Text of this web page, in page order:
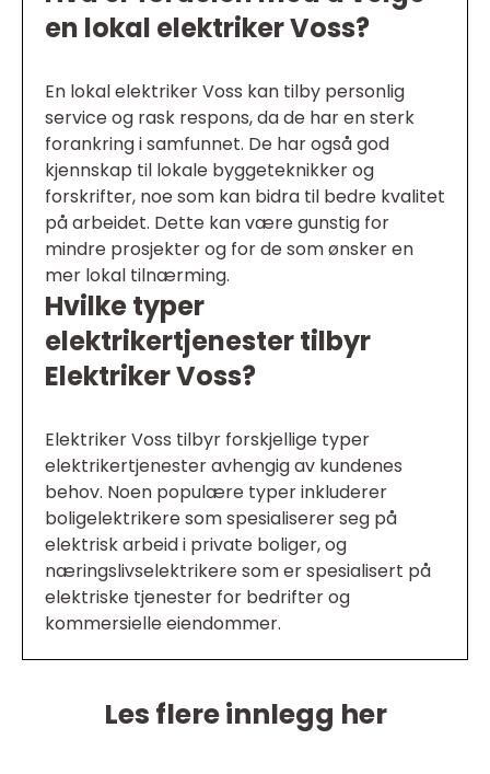
en lokal elektriker Voss?
En lokal elektriker Voss kan tilby personlig
service og rask respons, da de har en sterk
forankring i samfunnet. De har også god
kjennskap til lokale byggeteknikker og
forskrifter, noe som kan bidra til bedre kvalitet
på arbeidet. Dette kan være gunstig for
mindre prosjekter og for de som ønsker en
mer lokal tilnærming.
Hvilke typer
elektrikertjenester tilbyr
Elektriker Voss?
Elektriker Voss tilbyr forskjellige typer
elektrikertjenester avhengig av kundenes
behov. Noen populære typer inkluderer
boligelektrikere som spesialiserer seg på
elektrisk arbeid i private boliger, og
næringslivselektrikere som er spesialisert på
elektriske tjenester for bedrifter og
kommersielle eiendommer.
Les flere innlegg her